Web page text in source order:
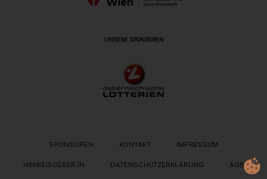
UNSERE SPONSOREN
METANAVIGATION
SPONSOREN KONTAKT IMPRESSUM
HINWEISGEBER:IN DATENSCHUTZERKLÄRUNG AGB